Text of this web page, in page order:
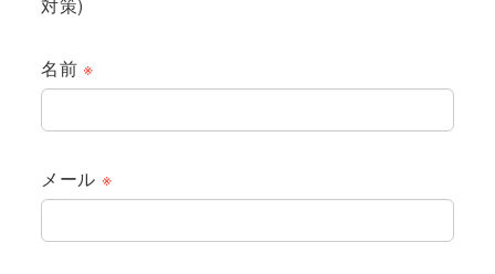
対策)
名前※
メール ※